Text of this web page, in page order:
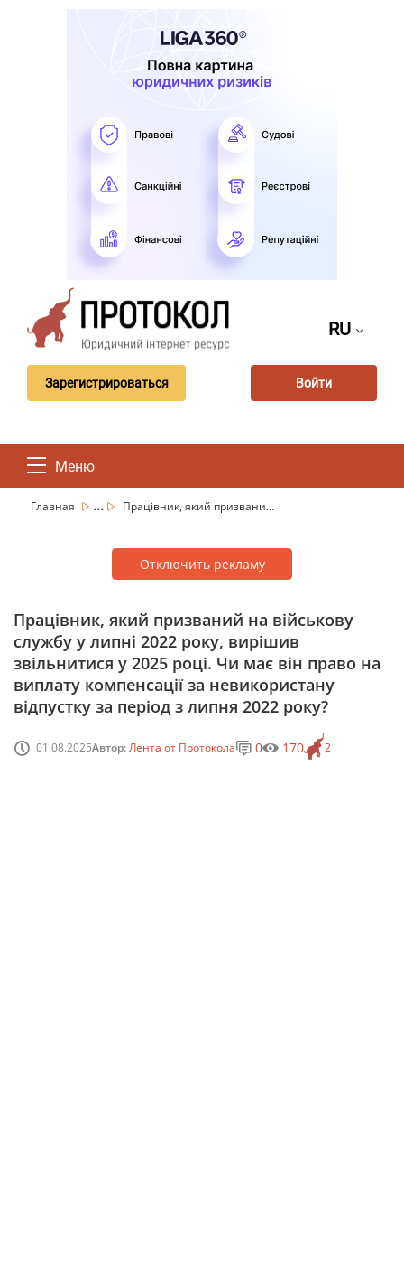
RU
Зарегистрироваться Войти
Меню
Главная ... Працівник, який призвани...
Отключить рекламу
Працівник, який призваний на військову
службу у липні 2022 року, вирішив
звільнитися у 2025 році. Чи має він право на
виплату компенсації за невикористану
відпустку за період з липня 2022 року?
01.08.2025Автор:Лента от Протокола 2
0 170